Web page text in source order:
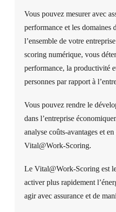
Vous pouvez mesurer avec
performance et les domaines
l’ensemble de votre
scoring numérique, vous
performance, la productivité
personnes par rapport à
Vous pouvez rendre le
dans l’entreprise
analyse coûts-avantages et
Vital@Work-Scoring.
Le Vital@Work-Scoring est
activer plus rapidement
agir avec assurance et de